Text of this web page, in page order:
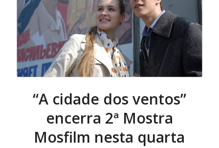
“A cidade dos ventos”
encerra 2ª Mostra
Mosfilm nesta quarta